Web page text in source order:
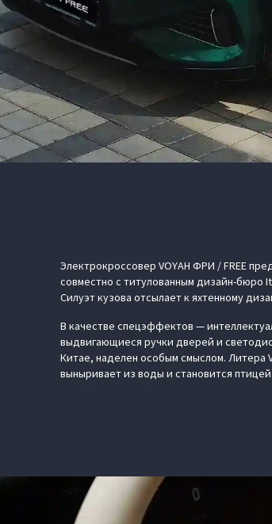
Электрокроссовер VOYAH ФРИ / FREE
совместно с титулованным дизайн-бюро
Силуэт кузова отсылает к яхтенному
В качестве спецэффектов —
выдвигающиеся ручки дверей и
Китае, наделен особым смыслом. Литера
выныривает из воды и становится